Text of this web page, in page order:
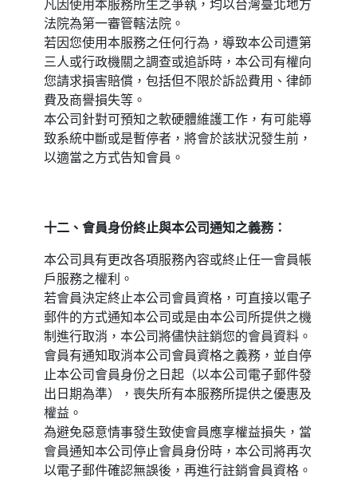
凡因使用本服務所生之爭執，均以台灣臺北地方
法院為第一審管轄法院。
若因您使用本服務之任何行為，導致本公司遭第
三人或行政機關之調查或追訴時，本公司有權向
您請求損害賠償，包括但不限於訴訟費用、律師
費及商譽損失等。
本公司針對可預知之軟硬體維護工作，有可能導
致系統中斷或是暫停者，將會於該狀況發生前，
以適當之方式告知會員。
十二、會員身份終止與本公司通知之義務：
本公司具有更改各項服務內容或終止任一會員帳
戶服務之權利。
若會員決定終止本公司會員資格，可直接以電子
郵件的方式通知本公司或是由本公司所提供之機
制進行取消，本公司將儘快註銷您的會員資料。
會員有通知取消本公司會員資格之義務，並自停
止本公司會員身份之日起（以本公司電子郵件發
出日期為準），喪失所有本服務所提供之優惠及
權益。
為避免惡意情事發生致使會員應享權益損失，當
會員通知本公司停止會員身份時，本公司將再次
以電子郵件確認無誤後，再進行註銷會員資格。